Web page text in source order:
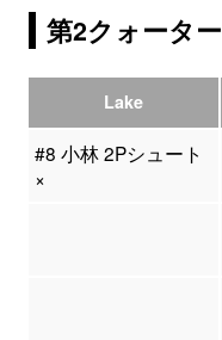
第2クォーター
Lake
#8 小林 2Pシュート
×